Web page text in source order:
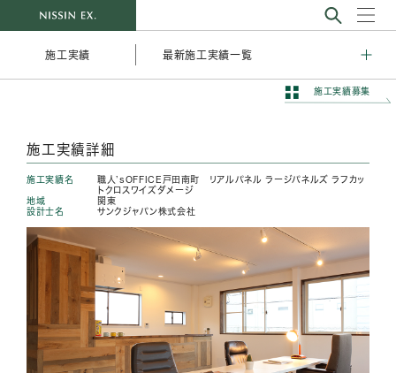
施工実績 最新施工実績一覧
施工実績募集
施工実績詳細
施工実績名
職人’sOFFICE戸田南町 リアルパネル ラージパネルズ ラフカッ
トクロスワイズダメージ
地域
関東
設計士名
サンクジャパン株式会社